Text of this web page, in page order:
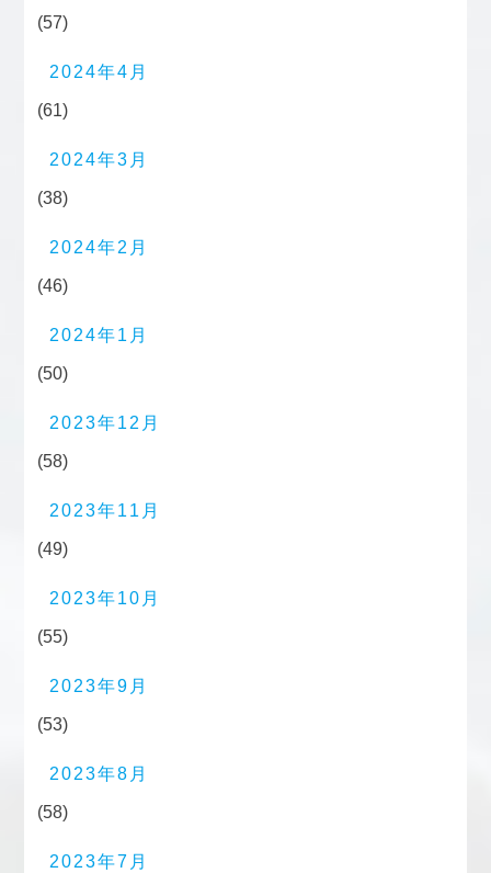
(57)
2024年4月
(61)
2024年3月
(38)
2024年2月
(46)
2024年1月
(50)
2023年12月
(58)
2023年11月
(49)
2023年10月
(55)
2023年9月
(53)
2023年8月
(58)
2023年7月